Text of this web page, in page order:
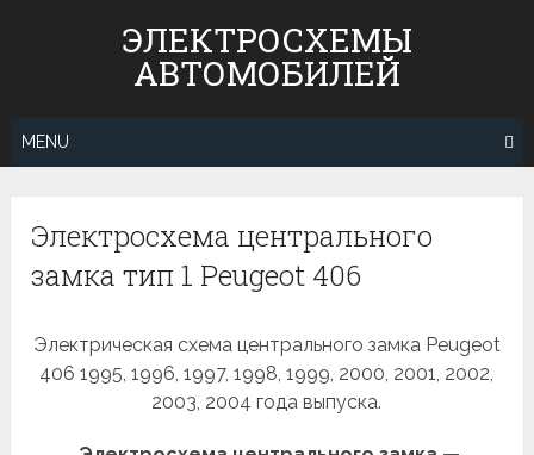
ЭЛЕКТРОСХЕМЫ
АВТОМОБИЛЕЙ
MENU
Электросхема центрального
замка тип 1 Peugeot 406
Электрическая схема центрального замка Peugeot
406 1995, 1996, 1997, 1998, 1999, 2000, 2001, 2002,
2003, 2004 года выпуска.